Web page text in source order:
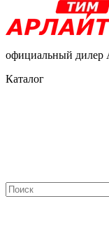
официальный дилер
Каталог